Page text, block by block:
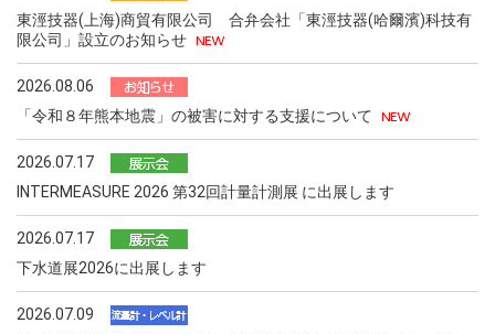
東涇技器(上海)商貿有限公司 合弁会社「東涇技器(哈爾濱)科技有
限公司」設立のお知らせ
2026.08.06
「令和８年熊本地震」の被害に対する支援について
2026.07.17
INTERMEASURE 2026 第32回計量計測展 に出展します
2026.07.17
下水道展2026に出展します
2026.07.09